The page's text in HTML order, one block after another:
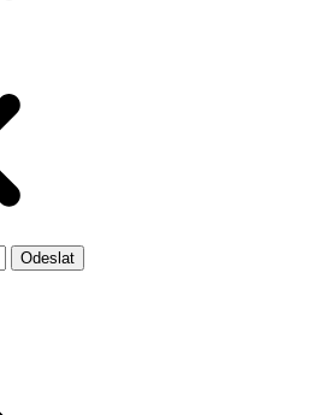
Odeslat